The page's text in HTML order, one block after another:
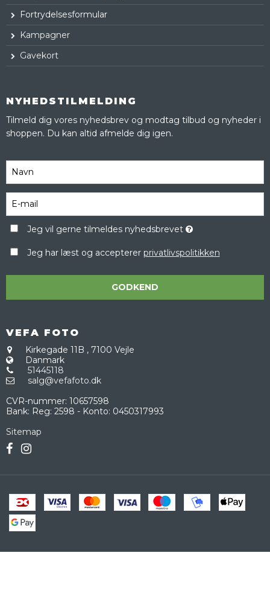
Fortrydelsesformular
Kampagner
Gavekort
NYHEDSTILMELDING
Tilmeld dig vores nyhedsbrev og modtag tilbud og nyheder i
shoppen. Du kan altid afmelde dig igen.
Jeg vil gerne tilmeldes nyhedsbrevet
Jeg har læst og accepterer privatlivspolitikken
GODKEND
VEFA FOTO
Kirkegade 11B , 7100 Vejle
Danmark
51445118
salg@vefafoto.dk
CVR-nummer: 10657598
Bank: Reg: 2598 - Konto: 0450317993
Sitemap